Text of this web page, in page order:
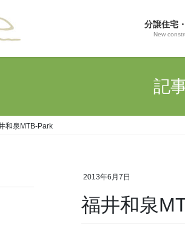
分譲住宅
New
記
和泉MTB-Park
2013年6月7日
福井和泉